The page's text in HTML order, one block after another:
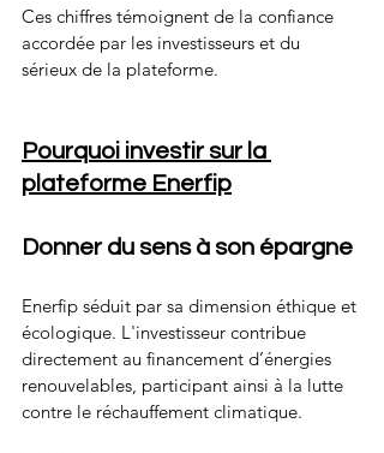
Ces chiffres témoignent de la confiance
accordée par les investisseurs et du
sérieux de la plateforme.
Pourquoi investir sur la
plateforme Enerfip
Donner du sens à son épargne
Enerfip séduit par sa dimension éthique et
écologique. L'investisseur contribue
directement au financement d’énergies
renouvelables, participant ainsi à la lutte
contre le réchauffement climatique.